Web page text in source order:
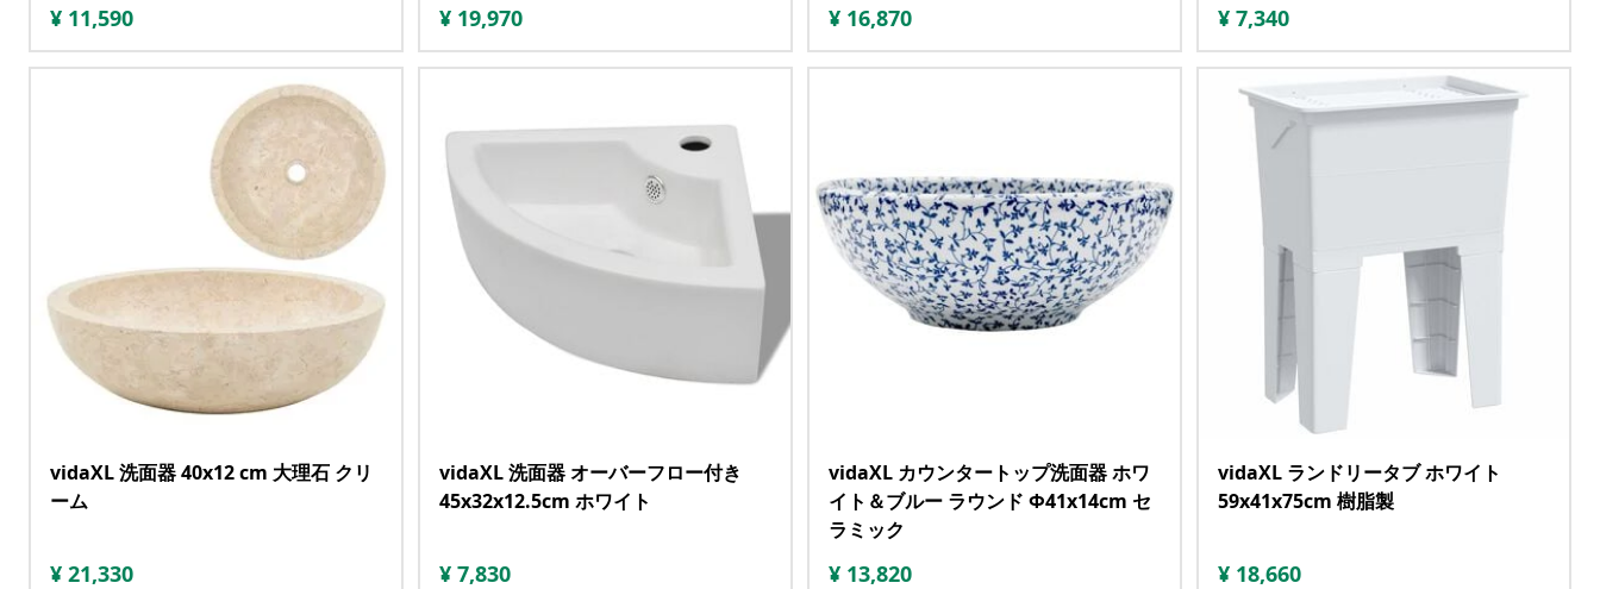
¥ 11,590 ¥ 19,970 ¥ 16,870 ¥ 7,340
vidaXL 洗面器 40x12 cm 大理石 クリ
ーム
¥ 21,330
vidaXL 洗面器 オーバーフロー付き
45x32x12.5cm ホワイト
¥ 7,830
vidaXL カウンタートップ洗面器 ホワ
イト＆ブルー ラウンド Φ41x14cm セ
ラミック
¥ 13,820
vidaXL ランドリータブ ホワイト
59x41x75cm 樹脂製
¥ 18,660